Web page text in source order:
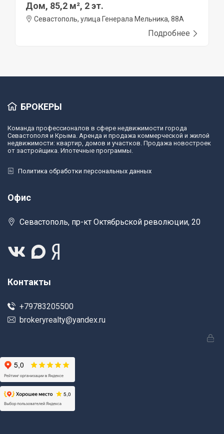
Дом, 85,2 м², 2 эт.
Севастополь, улица Генерала Мельника, 88А
Подробнее
БРОКЕРЫ
Команда профессионалов в сфере недвижимости города
Севастополя и Крыма. Аренда и продажа коммерческой и жилой
недвижимости: квартир, домов и участков. Продажа новостроек
от застройщика. Ипотечные программы.
Политика обработки персональных данных
Офис
Севастополь, пр-кт Октябрьской революции, 20
Контакты
+79783205500
brokeryrealty@yandex.ru